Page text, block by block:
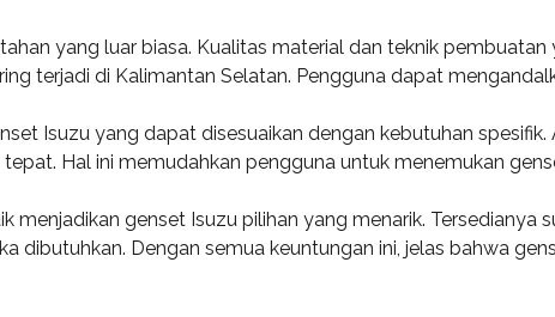
yang luar biasa. Kualitas material dan teknik
terjadi di Kalimantan Selatan. Pengguna dapat
Isuzu yang dapat disesuaikan dengan kebutuhan
Hal ini memudahkan pengguna untuk menemukan
menjadikan genset Isuzu pilihan yang menarik.
dibutuhkan. Dengan semua keuntungan ini, jelas bahwa